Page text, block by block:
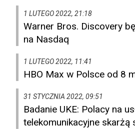
1 LUTEGO 2022, 21:18
Warner Bros. Discovery
na Nasdaq
1 LUTEGO 2022, 11:41
HBO Max w Polsce od 8
31 STYCZNIA 2022, 09:51
Badanie UKE: Polacy na
telekomunikacyjne skarżą